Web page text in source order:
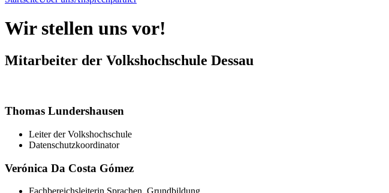
Wir stellen uns vor!
Mitarbeiter der Volkshochschule Dessau
Thomas Lundershausen
Leiter der Volkshochschule
Datenschutzkoordinator
Verónica Da Costa Gómez